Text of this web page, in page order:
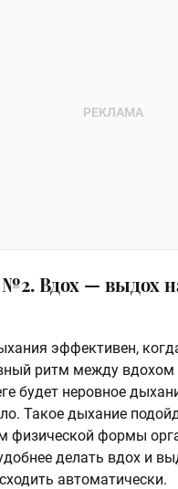
№2. Вдох — выдох
эффективен,
ритм между
будет неровное
Такое дыхание
физической формы
делать вдох и
автоматически.